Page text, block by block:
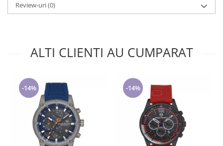
Review-uri(0)
ALTI CLIENTI AU CUMPARAT
-14% -14%